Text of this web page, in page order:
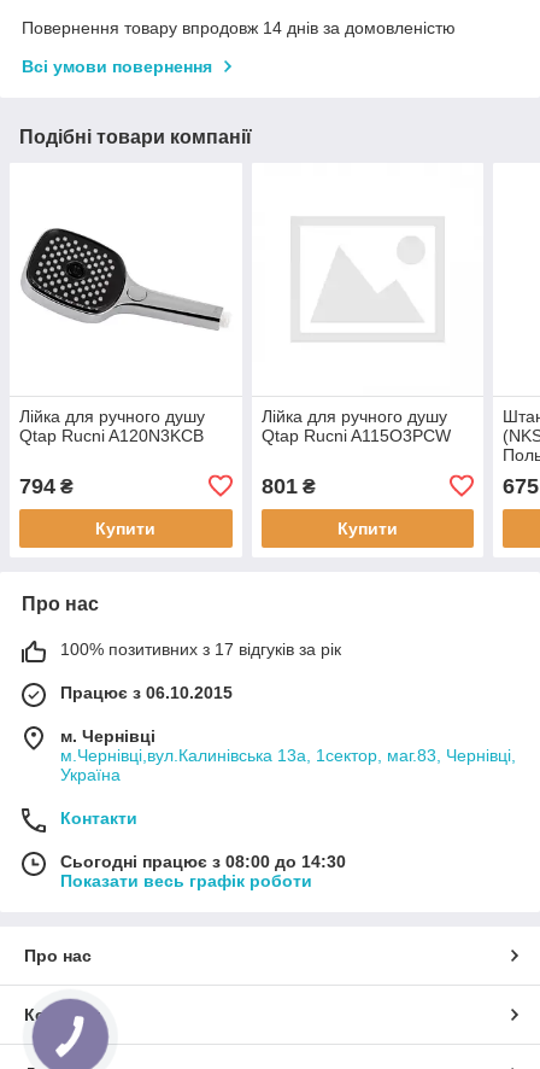
Повернення товару впродовж 14 днів за домовленістю
Всі умови повернення
Подібні товари компанії
Лійка для ручного душу
Qtap Rucni A120N3KCB
794 ₴
Купити
Лійка для ручного душу
Qtap Rucni A115O3PCW
801₴
Купити
675
Про нас
100% позитивних з 17 відгуків за рік
Працює з 06.10.2015
м. Чернівці
м.Чернівці,вул.Калинівська 13а, 1сектор, маг.83, Чернівці,
Україна
Контакти
Сьогодні працює з 08:00 до 14:30
Показати весь графік роботи
Про нас
Контакти
КНОПКА
ЗВ'ЯЗКУ